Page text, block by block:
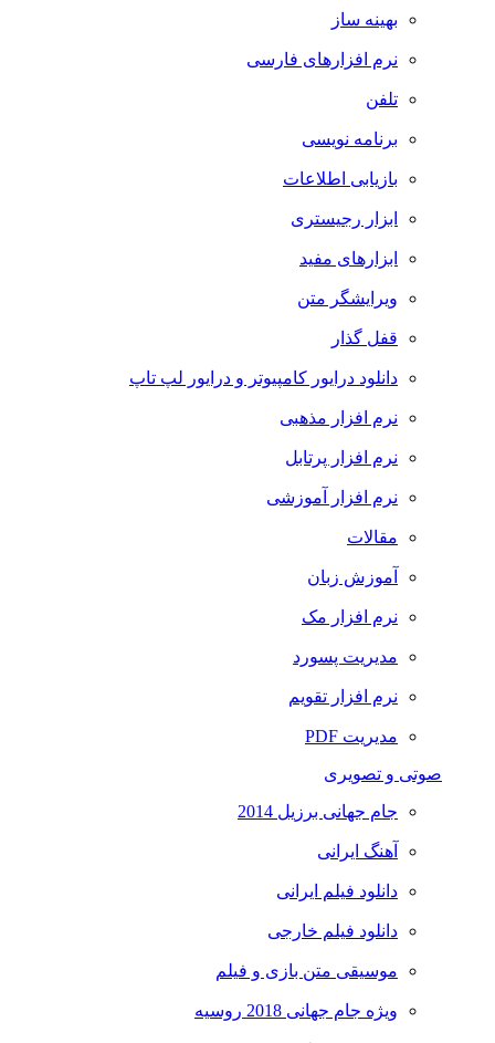
بهینه ساز
نرم افزارهای فارسی
تلفن
برنامه نویسی
بازیابی اطلاعات
ابزار رجیستری
ابزارهای مفید
ویرایشگر متن
قفل گذار
دانلود درایور کامپیوتر و درایور لپ تاپ
نرم افزار مذهبی
نرم افزار پرتابل
نرم افزار آموزشی
مقالات
آموزش زبان
نرم افزار مک
مدیریت پسورد
نرم افزار تقویم
مدیریت PDF
صوتی و تصویری
جام جهانی برزیل 2014
آهنگ ایرانی
دانلود فیلم ایرانی
دانلود فیلم خارجی
موسیقی متن بازی و فیلم
ویژه جام جهانی 2018 روسیه